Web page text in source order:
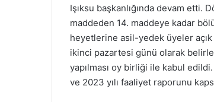
Işıksu başkanlığında devam etti.
maddeden 14. maddeye kadar
heyetlerine asil-yedek üyeler
ikinci pazartesi günü olarak
yapılması oy birliği ile kabul
ve 2023 yılı faaliyet raporunu